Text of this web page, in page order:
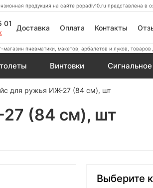
продукция на сайте popadiv10.ru представлена
01 Доставка Оплата Контакты
магазин пневматики, макетов, арбалетов и луков,
Винтовки Сигнальное
для ружья ИЖ-27 (84 см), шт
(84 см), шт
Выберите